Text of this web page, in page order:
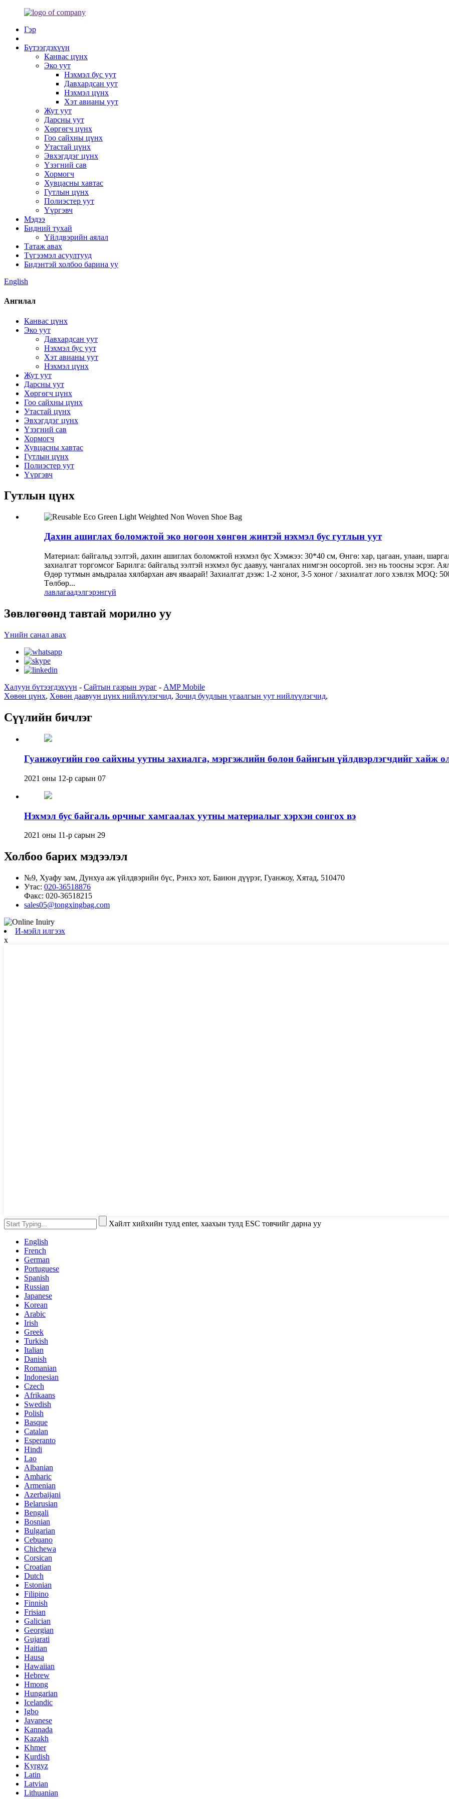
Гэр
Бүтээгдэхүүн
Канвас цүнх
Эко уут
Нэхмэл бус уут
Давхардсан уут
Нэхмэл цүнх
Хэт авианы уут
Жут уут
Дарсны уут
Хөргөгч цүнх
Гоо сайхны цүнх
Утастай цүнх
Эвхэгддэг цүнх
Үзэгний сав
Хормогч
Хувцасны хавтас
Гутлын цүнх
Полиэстер уут
Үүргэвч
Мэдээ
Бидний тухай
Үйлдвэрийн аялал
Татаж авах
Түгээмэл асуултууд
Бидэнтэй холбоо барина уу
English
Ангилал
Канвас цүнх
Эко уут
Давхардсан уут
Нэхмэл бус уут
Хэт авианы уут
Нэхмэл цүнх
Жут уут
Дарсны уут
Хөргөгч цүнх
Гоо сайхны цүнх
Утастай цүнх
Эвхэгддэг цүнх
Үзэгний сав
Хормогч
Хувцасны хавтас
Гутлын цүнх
Полиэстер уут
Үүргэвч
Гутлын цүнх
Дахин ашиглах боломжтой эко ногоон хөнгөн жинтэй нэхмэл бус гутлын уут
Материал: байгальд ээлтэй, дахин ашиглах боломжтой нэхмэл бус Хэмжээ: 30*40 см, Өнгө: хар, цагаан, улаан,
захиалгат торгомсог Барилга: байгальд ээлтэй нэхмэл бус даавуу, чангалах нимгэн оосортой. энэ нь тоосны эсрэг.
Өдөр тутмын амьдралаа хялбархан авч яваарай! Захиалгат дээж: 1-2 хоног, 3-5 хоног / захиалгат лого хэвлэх MOQ:
Төлбөр...
лавлагаадэлгэрэнгүй
Зөвлөгөөнд тавтай морилно уу
Үнийн санал авах
Халуун бүтээгдэхүүн - Сайтын газрын зураг - AMP Mobile
Хөвөн цүнх, Хөвөн даавуун цүнх нийлүүлэгчид, Зочид буудлын угаалгын уут нийлүүлэгчид,
Сүүлийн бичлэг
Гуанжоугийн гоо сайхны уутны захиалга, мэргэжлийн болон байнгын үйлдвэрлэгчдийг хайж
2021 оны 12-р сарын 07
Нэхмэл бус байгаль орчныг хамгаалах уутны материалыг хэрхэн сонгох вэ
2021 оны 11-р сарын 29
Холбоо барих мэдээлэл
№9, Хуафу зам, Дунхуа аж үйлдвэрийн бүс, Рэнхэ хот, Баиюн дүүрэг, Гуанжоу, Хятад, 510470
Утас: 020-36518876
Факс: 020-36518215
sales05@tongxingbag.com
И-мэйл илгээх
x
Хайлт хийхийн тулд enter, хаахын тулд ESC товчийг дарна уу
English
French
German
Portuguese
Spanish
Russian
Japanese
Korean
Arabic
Irish
Greek
Turkish
Italian
Danish
Romanian
Indonesian
Czech
Afrikaans
Swedish
Polish
Basque
Catalan
Esperanto
Hindi
Lao
Albanian
Amharic
Armenian
Azerbaijani
Belarusian
Bengali
Bosnian
Bulgarian
Cebuano
Chichewa
Corsican
Croatian
Dutch
Estonian
Filipino
Finnish
Frisian
Galician
Georgian
Gujarati
Haitian
Hausa
Hawaiian
Hebrew
Hmong
Hungarian
Icelandic
Igbo
Javanese
Kannada
Kazakh
Khmer
Kurdish
Kyrgyz
Latin
Latvian
Lithuanian